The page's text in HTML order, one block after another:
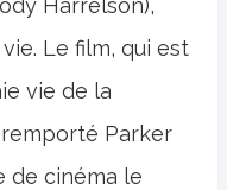
Le film, qui est
vie de la
Parker
de cinéma le